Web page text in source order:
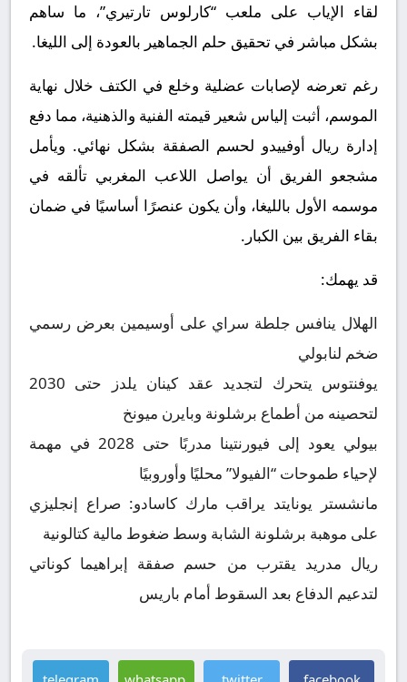
لقاء الإياب على ملعب “كارلوس تارتيري”، ما ساهم
بشكل مباشر في تحقيق حلم الجماهير بالعودة إلى الليغا.
رغم تعرضه لإصابات عضلية وخلع في الكتف خلال نهاية
الموسم، أثبت إلياس شعير قيمته الفنية والذهنية، مما دفع
إدارة ريال أوفييدو لحسم الصفقة بشكل نهائي. ويأمل
مشجعو الفريق أن يواصل اللاعب المغربي تألقه في
موسمه الأول بالليغا، وأن يكون عنصرًا أساسيًا في ضمان
بقاء الفريق بين الكبار.
قد يهمك:
الهلال ينافس جلطة سراي على أوسيمين بعرض رسمي
ضخم لنابولي
يوفنتوس يتحرك لتجديد عقد كينان يلدز حتى 2030
لتحصينه من أطماع برشلونة وبايرن ميونخ
بيولي يعود إلى فيورنتينا مدربًا حتى 2028 في مهمة
لإحياء طموحات “الفيولا” محليًا وأوروبيًا
مانشستر يونايتد يراقب مارك كاسادو: صراع إنجليزي
على موهبة برشلونة الشابة وسط ضغوط مالية كتالونية
ريال مدريد يقترب من حسم صفقة إبراهيما كوناتي
لتدعيم الدفاع بعد السقوط أمام باريس